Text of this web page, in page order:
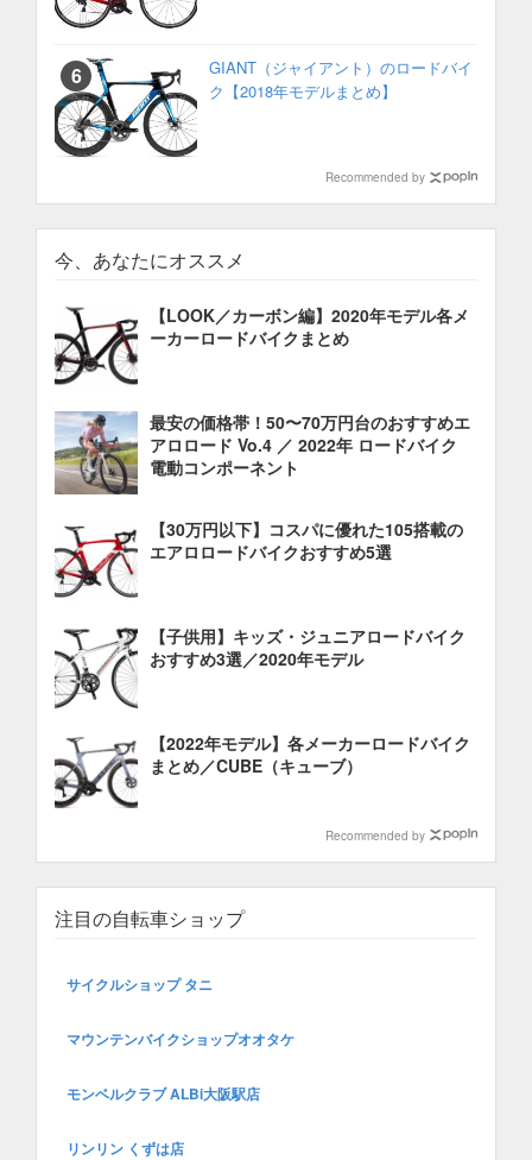
GIANT（ジャイアント）のロードバイ
ク【2018年モデルまとめ】
Recommended by
今、あなたにオススメ
【LOOK／カーボン編】2020年モデル各メ
ーカーロードバイクまとめ
最安の価格帯！50〜70万円台のおすすめエ
アロロード Vo.4 ／ 2022年 ロードバイク
電動コンポーネント
【30万円以下】コスパに優れた105搭載の
エアロロードバイクおすすめ5選
【子供用】キッズ・ジュニアロードバイク
おすすめ3選／2020年モデル
【2022年モデル】各メーカーロードバイク
まとめ／CUBE（キューブ）
Recommended by
注目の自転車ショップ
サイクルショップ タニ
マウンテンバイクショップオオタケ
モンベルクラブ ALBi大阪駅店
リンリン くずは店